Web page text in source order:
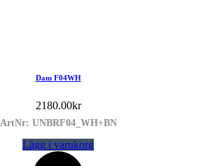
Dam F04WH
2180.00kr
ArtNr: UNBRF04_WH+BN
Lägg i varukorg